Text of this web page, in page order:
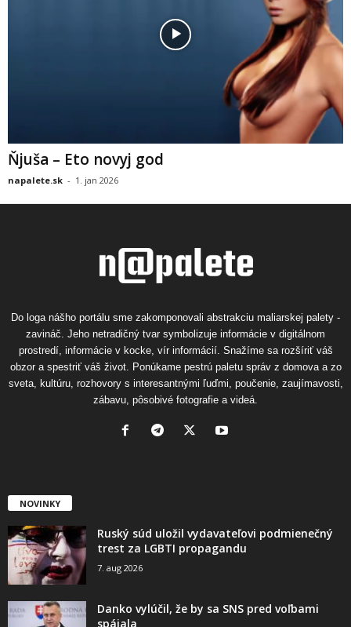
Ňjuša – Eto novyj god
napalete.sk - 1. jan 2026
Do loga nášho portálu sme zakomponovali abstrakciu maliarskej palety -
zavináč. Jeho netradičný tvar symbolizuje informácie v digitálnom
prostredí, informácie v kocke, vír informácií. Snažíme sa rozšíriť váš
obzor a spestriť váš život. Ponúkame pestrú paletu správ z domova a zo
sveta, kultúru, rozhovory s interesantnými ľuďmi, poučenie, zaujímavosti,
zábavu, pôsobivé fotografie a videá.
NOVINKY
Ruský súd uložil vydavateľovi podmienečný
trest za LGBTI propagandu
7. aug 2026
Danko vylúčil, že by sa SNS pred voľbami
spájala